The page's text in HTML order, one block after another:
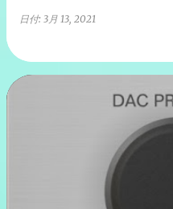
日付: 3月 13, 2021